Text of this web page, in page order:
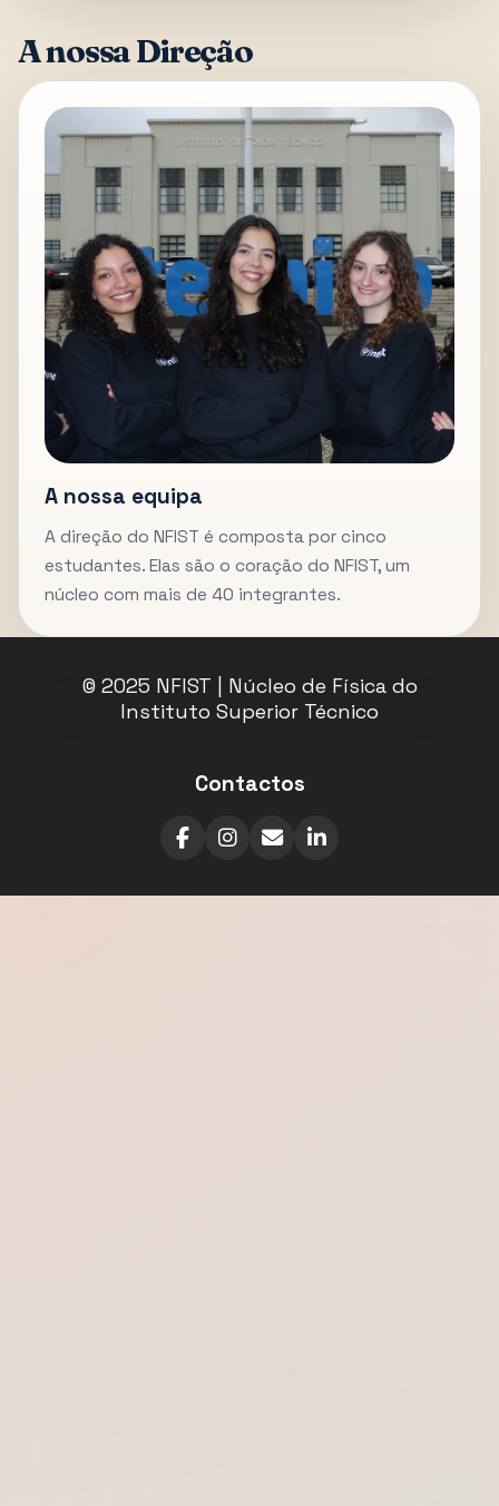
A nossa Direção
A nossa equipa
A direção do NFIST é composta por cinco
estudantes. Elas são o coração do NFIST, um
núcleo com mais de 40 integrantes.
© 2025 NFIST | Núcleo de Física do
Instituto Superior Técnico
Contactos